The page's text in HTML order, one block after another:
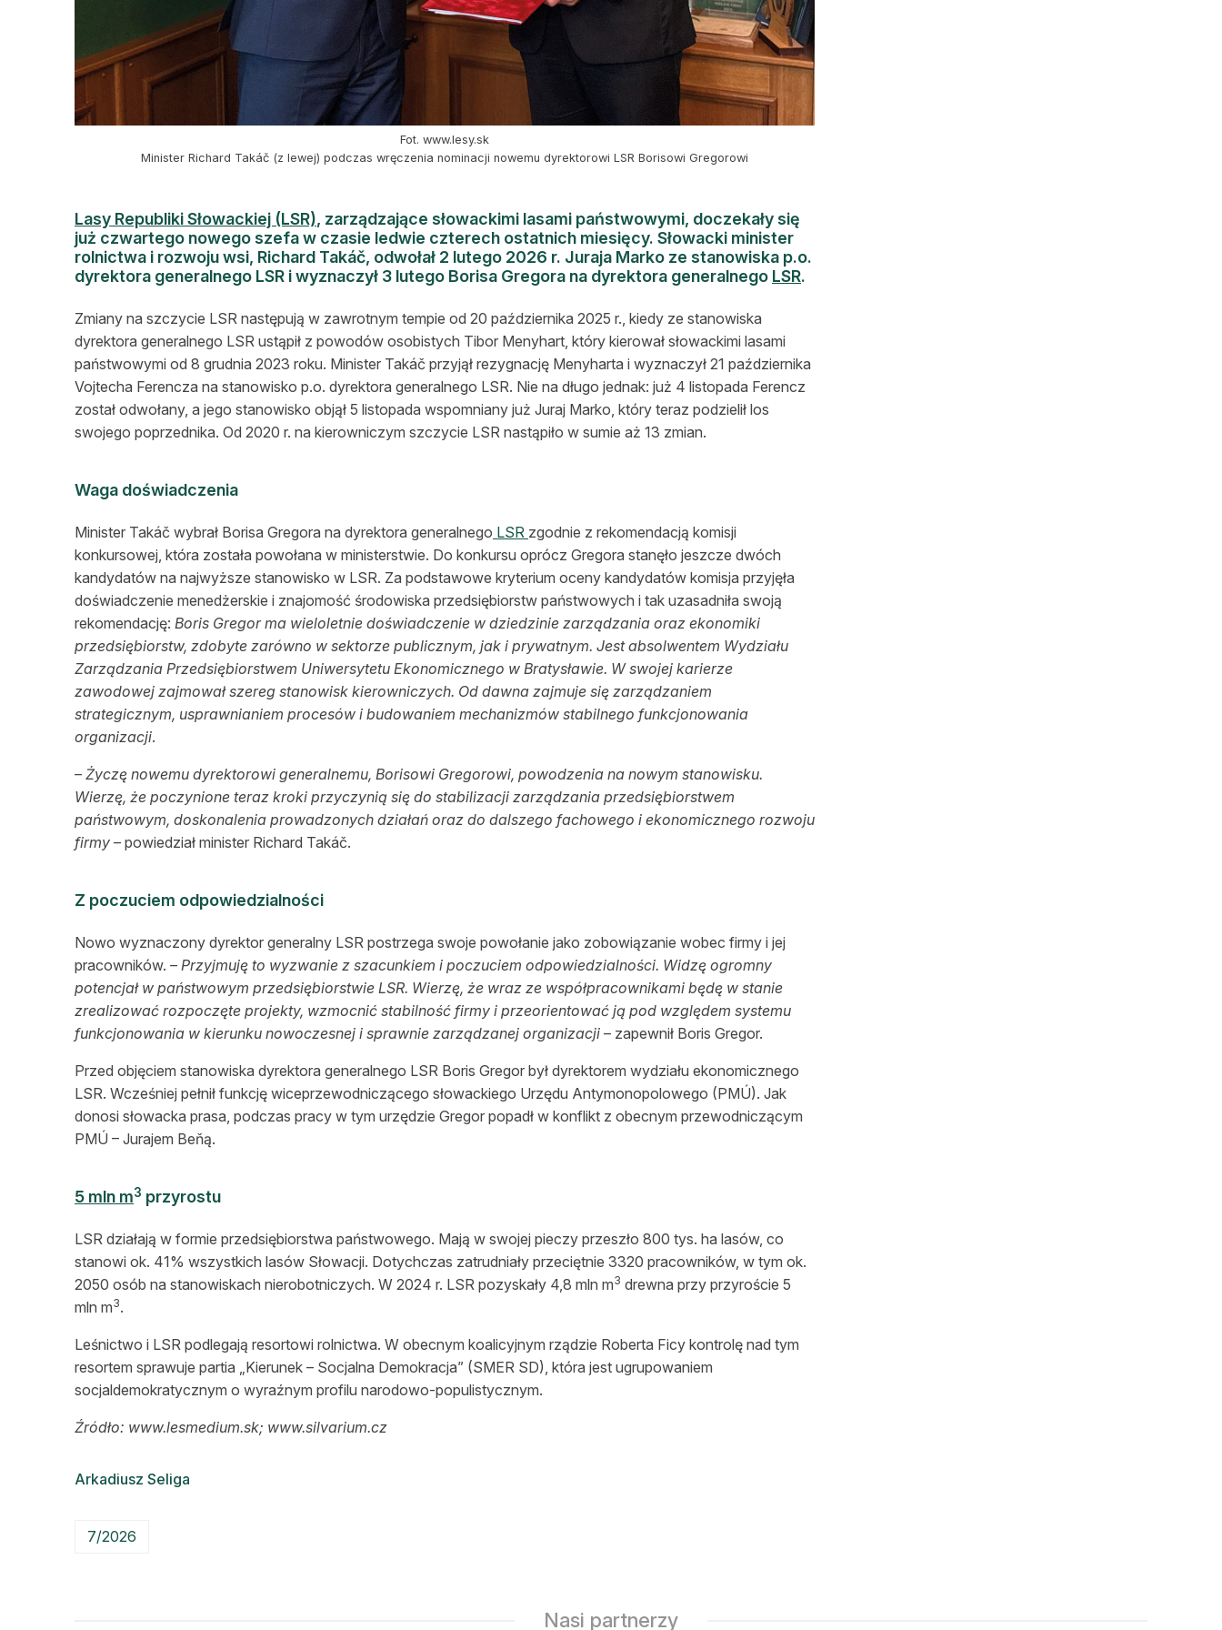
Fot. www.lesy.sk
Minister Richard Takáč (z lewej) podczas wręczenia nominacji nowemu dyrektorowi LSR Borisowi Gregorowi
Lasy Republiki Słowackiej (LSR), zarządzające słowackimi lasami państwowymi, doczekały się
już czwartego nowego szefa w czasie ledwie czterech ostatnich miesięcy. Słowacki minister
rolnictwa i rozwoju wsi, Richard Takáč, odwołał 2 lutego 2026 r. Juraja Marko ze stanowiska p.o.
dyrektora generalnego LSR i wyznaczył 3 lutego Borisa Gregora na dyrektora generalnego LSR.
Zmiany na szczycie LSR następują w zawrotnym tempie od 20 października 2025 r., kiedy ze stanowiska
dyrektora generalnego LSR ustąpił z powodów osobistych Tibor Menyhart, który kierował słowackimi lasami
państwowymi od 8 grudnia 2023 roku. Minister Takáč przyjął rezygnację Menyharta i wyznaczył 21 października
Vojtecha Ferencza na stanowisko p.o. dyrektora generalnego LSR. Nie na długo jednak: już 4 listopada Ferencz
został odwołany, a jego stanowisko objął 5 listopada wspomniany już Juraj Marko, który teraz podzielił los
swojego poprzednika. Od 2020 r. na kierowniczym szczycie LSR nastąpiło w sumie aż 13 zmian.
Waga doświadczenia
Minister Takáč wybrał Borisa Gregora na dyrektora generalnego LSR zgodnie z rekomendacją komisji
konkursowej, która została powołana w ministerstwie. Do konkursu oprócz Gregora stanęło jeszcze dwóch
kandydatów na najwyższe stanowisko w LSR. Za podstawowe kryterium oceny kandydatów komisja przyjęła
doświadczenie menedżerskie i znajomość środowiska przedsiębiorstw państwowych i tak uzasadniła swoją
rekomendację: Boris Gregor ma wieloletnie doświadczenie w dziedzinie zarządzania oraz ekonomiki
przedsiębiorstw, zdobyte zarówno w sektorze publicznym, jak i prywatnym. Jest absolwentem Wydziału
Zarządzania Przedsiębiorstwem Uniwersytetu Ekonomicznego w Bratysławie. W swojej karierze
zawodowej zajmował szereg stanowisk kierowniczych. Od dawna zajmuje się zarządzaniem
strategicznym, usprawnianiem procesów i budowaniem mechanizmów stabilnego funkcjonowania
organizacji.
– Życzę nowemu dyrektorowi generalnemu, Borisowi Gregorowi, powodzenia na nowym stanowisku.
Wierzę, że poczynione teraz kroki przyczynią się do stabilizacji zarządzania przedsiębiorstwem
państwowym, doskonalenia prowadzonych działań oraz do dalszego fachowego i ekonomicznego rozwoju
firmy – powiedział minister Richard Takáč.
Z poczuciem odpowiedzialności
Nowo wyznaczony dyrektor generalny LSR postrzega swoje powołanie jako zobowiązanie wobec firmy i jej
pracowników. – Przyjmuję to wyzwanie z szacunkiem i poczuciem odpowiedzialności. Widzę ogromny
potencjał w państwowym przedsiębiorstwie LSR. Wierzę, że wraz ze współpracownikami będę w stanie
zrealizować rozpoczęte projekty, wzmocnić stabilność firmy i przeorientować ją pod względem systemu
funkcjonowania w kierunku nowoczesnej i sprawnie zarządzanej organizacji – zapewnił Boris Gregor.
Przed objęciem stanowiska dyrektora generalnego LSR Boris Gregor był dyrektorem wydziału ekonomicznego
LSR. Wcześniej pełnił funkcję wiceprzewodniczącego słowackiego Urzędu Antymonopolowego (PMÚ). Jak
donosi słowacka prasa, podczas pracy w tym urzędzie Gregor popadł w konflikt z obecnym przewodniczącym
PMÚ – Jurajem Beňą.
5 mln m3 przyrostu
LSR działają w formie przedsiębiorstwa państwowego. Mają w swojej pieczy przeszło 800 tys. ha lasów, co
stanowi ok. 41% wszystkich lasów Słowacji. Dotychczas zatrudniały przeciętnie 3320 pracowników, w tym ok.
2050 osób na stanowiskach nierobotniczych. W 2024 r. LSR pozyskały 4,8 mln m3 drewna przy przyroście 5
mln m3.
Leśnictwo i LSR podlegają resortowi rolnictwa. W obecnym koalicyjnym rządzie Roberta Ficy kontrolę nad tym
resortem sprawuje partia „Kierunek – Socjalna Demokracja” (SMER SD), która jest ugrupowaniem
socjaldemokratycznym o wyraźnym profilu narodowo-populistycznym.
Źródło: www.lesmedium.sk; www.silvarium.cz
Arkadiusz Seliga
7/2026
Nasi partnerzy